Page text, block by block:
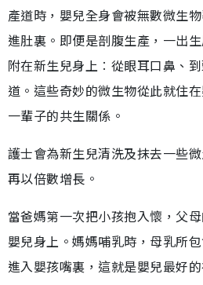
產道時，嬰兒全身會被無數微生
進肚裏。即便是剖腹生產，一出
附在新生兒身上︰從眼耳口鼻、
道。這些奇妙的微生物從此就住
一輩子的共生關係。
護士會為新生兒清洗及抹去一些
再以倍數增長。
當爸媽第一次把小孩抱入懷，父
嬰兒身上。媽媽哺乳時，母乳所
進入嬰孩嘴裏，這就是嬰兒最好